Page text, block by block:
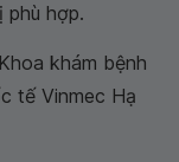
hợp.
khám bệnh
tế Vinmec Hạ